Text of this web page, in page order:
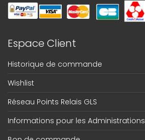
Espace Client
Historique de commande
Wishlist
Réseau Points Relais GLS
Informations pour les Administrations